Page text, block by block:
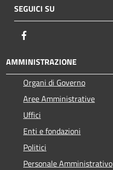
SEGUICI SU
AMMINISTRAZIONE
Organi di Governo
Aree Amministrative
Uffici
Enti e fondazioni
Politici
Personale Amministrativo